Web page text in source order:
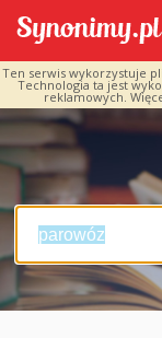
Ten serwis wykorzystuje
Technologia ta jest
reklamowych.